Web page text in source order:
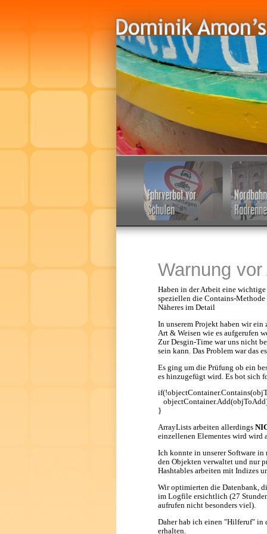
Warnung
Haben in der Arbeit eine
speziellen die Contains-
Näheres im Detail
In unserem Projekt haben wir
Art & Weisen wie es aufgerufen
Zur Desgin-Time war uns nicht
sein kann. Das Problem war das
Es ging um die Prüfung ob ein
es hinzugefügt wird. Es bot sich
}
ArrayLists arbeiten allerdings
einzellenen Elementes wird wird
Ich konnte in unserer Software
den Objekten verwaltet und nur
Hashtables arbeiten mit Indizes
Wir optimierten die Datenbank,
im Logfile ersichtlich (27
aufrufen nicht besonders viel).
Daher hab ich einen "Hilferuf" in
erhalten.